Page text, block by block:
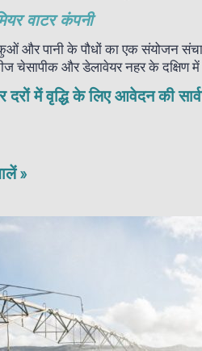
वाटर कंपनी
कुओं और पानी के पौधों का एक संयोजन
चेसापीक और डेलावेयर नहर के दक्षिण
दरों में वृद्धि के लिए आवेदन की
»